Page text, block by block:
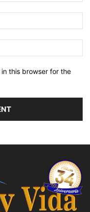
this browser for the